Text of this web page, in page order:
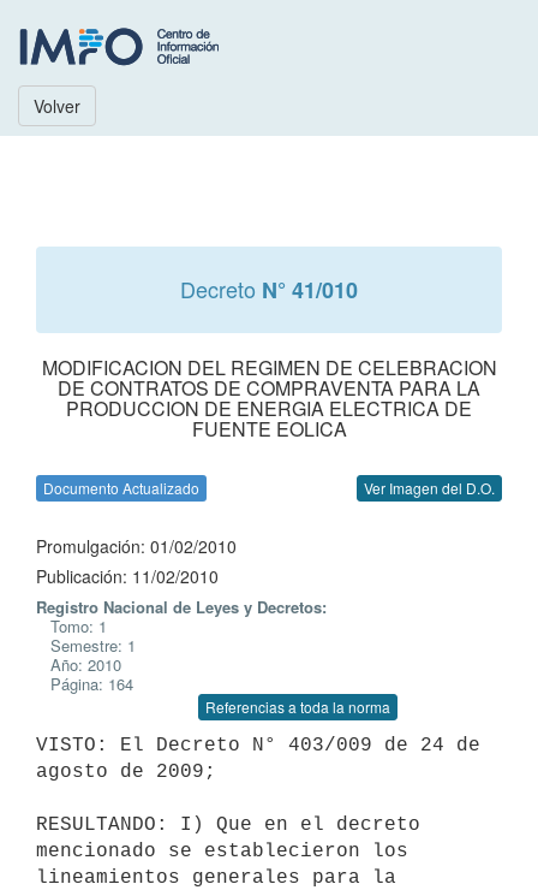
Volver
Decreto N° 41/010
MODIFICACION DEL REGIMEN DE CELEBRACION
DE CONTRATOS DE COMPRAVENTA PARA LA
PRODUCCION DE ENERGIA ELECTRICA DE
FUENTE EOLICA
Documento Actualizado Ver Imagen del D.O.
Promulgación: 01/02/2010
Publicación: 11/02/2010
Registro Nacional de Leyes y Decretos:
Tomo: 1
Semestre: 1
Año: 2010
Página: 164
Referencias a toda la norma
VISTO: El Decreto N° 403/009 de 24 de
agosto de 2009;
RESULTANDO: I) Que en el decreto
mencionado se establecieron los
lineamientos generales para la